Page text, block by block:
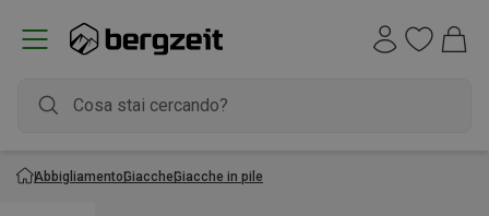
AbbigliamentoGiaccheGiacche in pile